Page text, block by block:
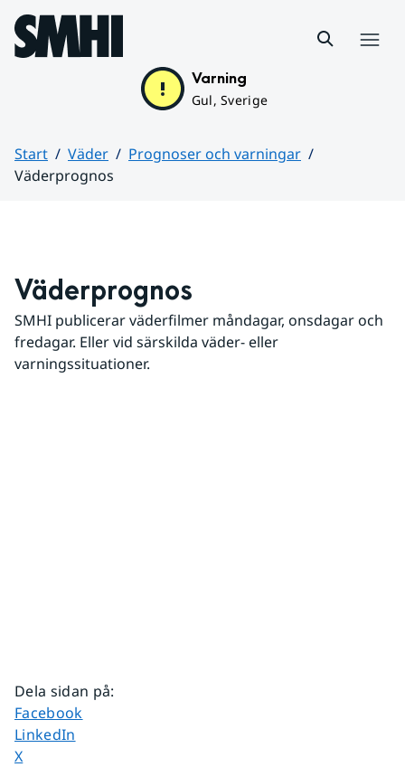
Hoppa till sidans innehåll
Varning
Gul, Sverige
Start Väder
Prognoser och varningar
Väderprognos
Väderprognos
SMHI publicerar väderfilmer måndagar, onsdagar och
fredagar. Eller vid särskilda väder- eller
varningssituationer.
Dela sidan på:
Dela sidan på
Facebook
Dela sidan på
LinkedIn
Dela sidan på
X